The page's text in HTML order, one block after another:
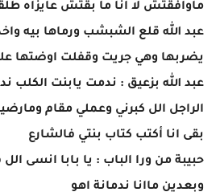
ماوافقتش لا أنا ما بقتش عايزاه
عبد الله قلع الشبشب ورماها بيه
يضربها وهي جريت وقفلت اوضتها
عبد الله بزعيق : ندمت يابنت
الراجل الل كبرني وعملي مقام
بقى انا أكتب كتاب بنتي فالشارع
حبيبة من ورا الباب : يا بابا انسى الل
وبعدين ماانا ندمانة اهو